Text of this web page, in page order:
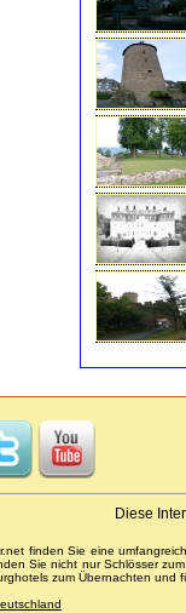
Diese
finden Sie eine
Sie nicht nur Schlösser
zum Übernachten und